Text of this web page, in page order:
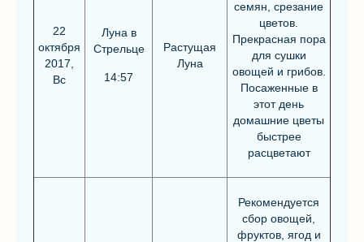
22
октября
2017,
Вс
Луна в
Стрельце
14:57
Растущая
Луна
семян, срезание
цветов.
Прекрасная пора
для сушки
овощей и грибов.
Посаженные в
этот день
домашние цветы
быстрее
расцветают
Рекомендуется
сбор овощей,
фруктов, ягод и